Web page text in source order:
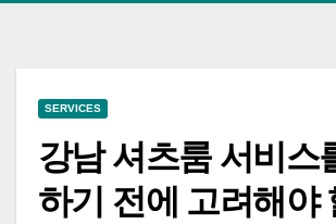
SERVICES
강남 셔츠룸 서비스
하기 전에 고려해야